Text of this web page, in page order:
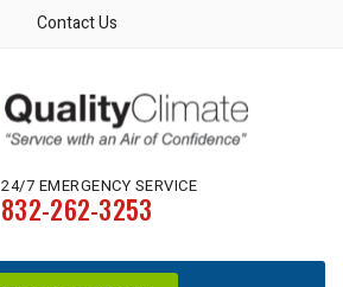
Contact Us
24/7 EMERGENCY SERVICE
832-262-3253